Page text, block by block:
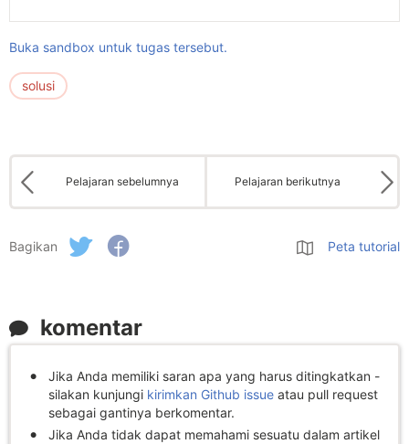
Buka sandbox untuk tugas tersebut.
solusi
Pelajaran sebelumnya Pelajaran berikutnya
Bagikan Peta tutorial
komentar
Jika Anda memiliki saran apa yang harus ditingkatkan -
silakan kunjungi kirimkan Github issue atau pull request
sebagai gantinya berkomentar.
Jika Anda tidak dapat memahami sesuatu dalam artikel